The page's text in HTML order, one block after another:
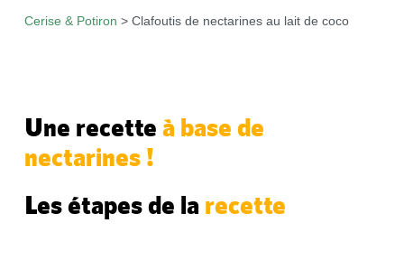
Cerise & Potiron > Clafoutis de nectarines au lait de coco
Une recette à base de
nectarines !
Les étapes de la recette